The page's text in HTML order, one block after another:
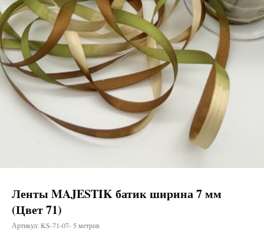
Ленты MAJESTIK батик ширина 7 мм
(Цвет 71)
Артикул: KS-71-07- 5 метров